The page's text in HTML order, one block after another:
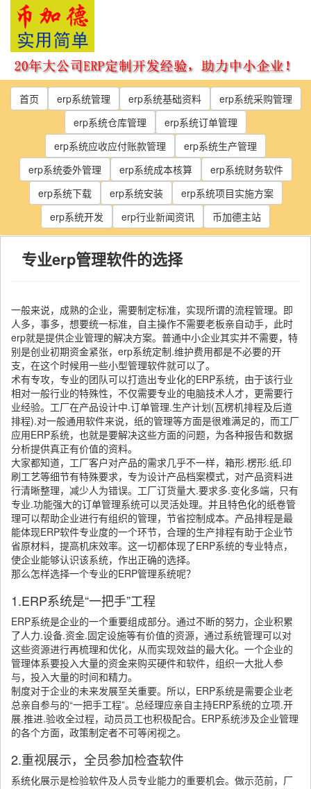
Skip
content
首页 erp系统管理 erp系统基础资料
erp系统采购管理
erp系统仓库管理
erp系统订单管理
erp系统应收应付账款管理
erp系统生产管理
erp系统委外管理
erp系统成本核算
erp系统财务软件
erp系统下载
erp系统安装
erp系统项目实施方案
erp系统开发
erp行业新闻资讯 币加德主站
专业erp管理软件的选择
一般来说，成熟的企业，需要制定标准，实现所谓的流程管理。即
人多，事多，想要统一标准，自主操作不需要老板亲自动手，此时
erp就是提供企业管理的解决方案。普通中小企业其实并不需要，特
别是创业初期资金紧张，erp系统定制.维护费用都是不必要的开
支，在这个时候用一些小型管理软件就可以了。
术有专攻，专业的团队可以打造出专业化的ERP系统，由于该行业
相对一般行业的特殊性，不仅需要专业的电脑技术人才，更需要行
业经验。工厂在产品设计中.订单管理.生产计划(瓦楞机排程及后道
排程).对一般通用软件来说，纸的管理等方面是很难满足的，而工厂
应用ERP系统，也就是要解决这些方面的问题，为各种报告和数据
分析提供真正有价值的资料。
大家都知道，工厂客户对产品的需求几乎不一样，箱形.楞形.纸.印
刷工艺等细节有特殊要求，专为设计产品档案模式，对产品资料进
行清晰整理，减少人为错误。工厂订货量大.要求多.变化多端，只有
专业.功能强大的订单管理系统可以灵活处理。并且特色化的纸卷管
理可以帮助企业进行有组织的管理，节省控制成本。产品排程是最
能体现ERP软件专业度的一个环节，合理的生产排程有助于企业节
省原材料，提高机床效率。这一切都体现了ERP系统的专业特点，
使企业能够认识该系统，作出正确的选择。
那么怎样选择一个专业的ERP管理系统呢？
1.ERP系统是“一把手”工程
ERP系统是企业的一个重要组成部分。通过不断的努力，企业积累
了人力.设备.资金.固定设施等有价值的资源，通过系统管理可以对
这些资源进行再梳理和优化，从而实现效益的最大化。一个企业的
管理体系要投入大量的资金来购买硬件和软件，组织一大批人参
与，投入大量的时间和精力。
制度对于企业的未来发展至关重要。所以，ERP系统是需要企业老
总亲自参与的“一把手工程”。总经理应亲自主持ERP系统的立项.开
展.推进.验收全过程，动员员工也积极配合。ERP系统涉及企业管理
的各个方面，政策制定者不可等闲视之。
2.重视展示，全员参加检查软件
系统化展示是检验软件及人员专业能力的重要机会。做示范前，厂